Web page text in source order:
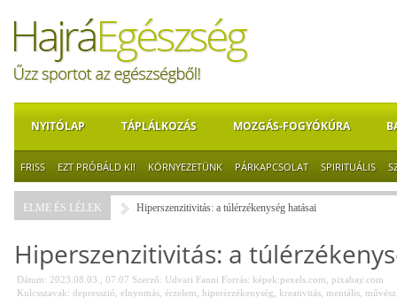
NYITÓLAP TÁPLÁLKOZÁS MOZGÁS-FOGYÓKÚRA
FRISS EZT PRÓBÁLD KI! KÖRNYEZETÜNK PÁRKAPCSOLAT SPIRITUÁLIS
ELME ÉS LÉLEK Hiperszenzitivitás: a túlérzékenység hatásai
Hiperszenzitivitás: a
Dátum: 2023.08.03., 07:07 Szerző: Udvari Fanni Forrás: képek:pexels.com, pixabay.com
Kulcsszavak: depresszió elnyomás érzelem hiperèrzékenység kreativitás mentális művész